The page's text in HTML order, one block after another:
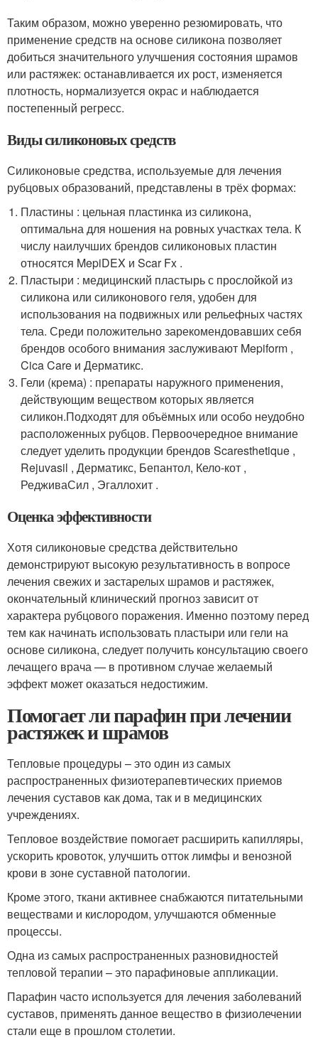
Таким образом, можно уверенно резюмировать, что
применение средств на основе силикона позволяет
добиться значительного улучшения состояния шрамов
или растяжек: останавливается их рост, изменяется
плотность, нормализуется окрас и наблюдается
постепенный регресс.
Виды силиконовых средств
Силиконовые средства, используемые для лечения
рубцовых образований, представлены в трёх формах:
Пластины : цельная пластинка из силикона,
оптимальна для ношения на ровных участках тела. К
числу наилучших брендов силиконовых пластин
относятся MepiDEX и Scar Fx .
Пластыри : медицинский пластырь с прослойкой из
силикона или силиконового геля, удобен для
использования на подвижных или рельефных частях
тела. Среди положительно зарекомендовавших себя
брендов особого внимания заслуживают Mepiform ,
Cica Care и Дерматикс.
Гели (крема) : препараты наружного применения,
действующим веществом которых является
силикон.Подходят для объёмных или особо неудобно
расположенных рубцов. Первоочередное внимание
следует уделить продукции брендов Scaresthetique ,
Rejuvasil , Дерматикс, Бепантол, Кело-кот ,
РедживаСил , Эгаллохит .
Оценка эффективности
Хотя силиконовые средства действительно
демонстрируют высокую результативность в вопросе
лечения свежих и застарелых шрамов и растяжек,
окончательный клинический прогноз зависит от
характера рубцового поражения. Именно поэтому перед
тем как начинать использовать пластыри или гели на
основе силикона, следует получить консультацию своего
лечащего врача — в противном случае желаемый
эффект может оказаться недостижим.
Помогает ли парафин при лечении
растяжек и шрамов
Тепловые процедуры – это один из самых
распространенных физиотерапевтических приемов
лечения суставов как дома, так и в медицинских
учреждениях.
Тепловое воздействие помогает расширить капилляры,
ускорить кровоток, улучшить отток лимфы и венозной
крови в зоне суставной патологии.
Кроме этого, ткани активнее снабжаются питательными
веществами и кислородом, улучшаются обменные
процессы.
Одна из самых распространенных разновидностей
тепловой терапии – это парафиновые аппликации.
Парафин часто используется для лечения заболеваний
суставов, применять данное вещество в физиолечении
стали еще в прошлом столетии.